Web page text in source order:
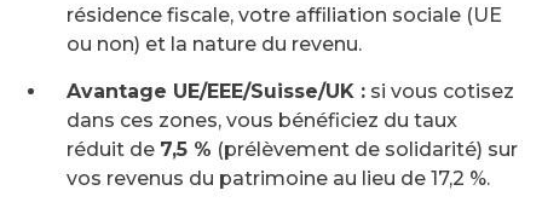
résidence fiscale, votre affiliation sociale (UE
ou non) et la nature du revenu.
Avantage UE/EEE/Suisse/UK : si vous cotisez
dans ces zones, vous bénéficiez du taux
réduit de 7,5 % (prélèvement de solidarité) sur
vos revenus du patrimoine au lieu de 17,2 %.